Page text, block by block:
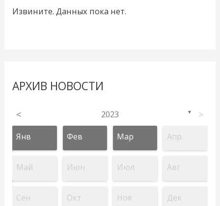
Извините. Данных пока нет.
АРХИВ НОВОСТИ
< 2023 ▼ >
Янв Фев Мар Апр
Май Июн Июл Авг
Сен Окт Ноя Дек